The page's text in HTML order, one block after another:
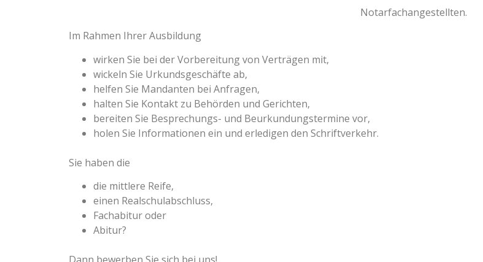
Notarfachangestellten.
Im Rahmen Ihrer Ausbildung
wirken Sie bei der Vorbereitung von Verträgen mit,
wickeln Sie Urkundsgeschäfte ab,
helfen Sie Mandanten bei Anfragen,
halten Sie Kontakt zu Behörden und Gerichten,
bereiten Sie Besprechungs- und Beurkundungstermine vor,
holen Sie Informationen ein und erledigen den Schriftverkehr.
Sie haben die
die mittlere Reife,
einen Realschulabschluss,
Fachabitur oder
Abitur?